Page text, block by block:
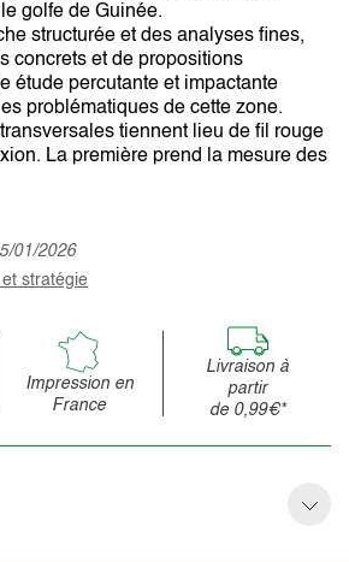
golfe de Guinée.
structurée et des analyses fines,
concrets et de propositions
étude percutante et impactante
problématiques de cette zone.
tiennent lieu de fil rouge
La première prend la mesure des
01/2026
et stratégie
Impression en
France
Livraison à
partir
de 0,99€*